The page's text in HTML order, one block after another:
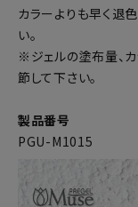
カラーよりも早く退
い。
※ジェルの塗布量、
節して下さい。
製品番号
PGU-M1015